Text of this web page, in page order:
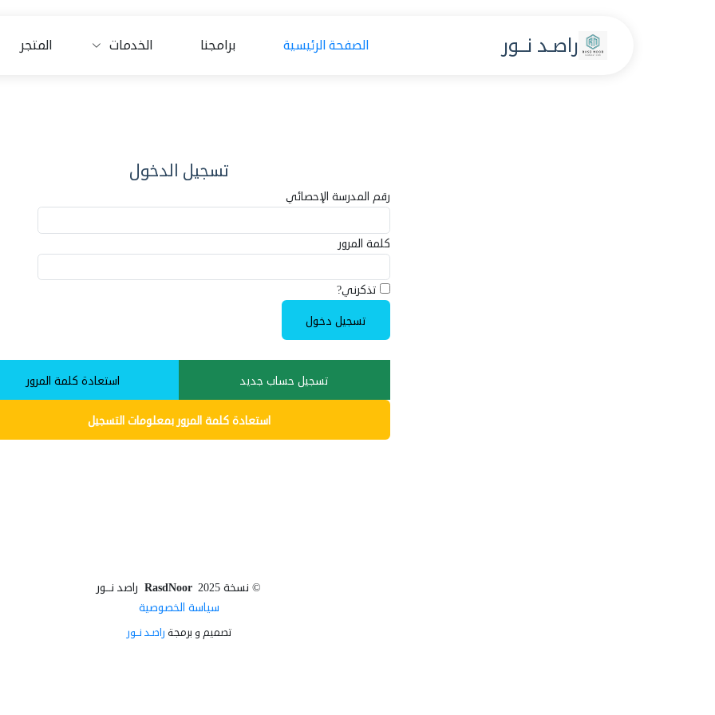
راصـد نــور الصفحة الرئيسية برامجنا الخدمات المتجر
تسجيل الدخول
رقم المدرسة الإحصائي
كلمة المرور
تذكرني?
تسجيل دخول
تسجيل حساب جديد استعادة كلمة المرور
استعادة كلمة المرور بمعلومات التسجيل
© نسخة 2025 RasdNoor راصد نــور
سياسة الخصوصية
تصميم و برمجة راصـد نــور